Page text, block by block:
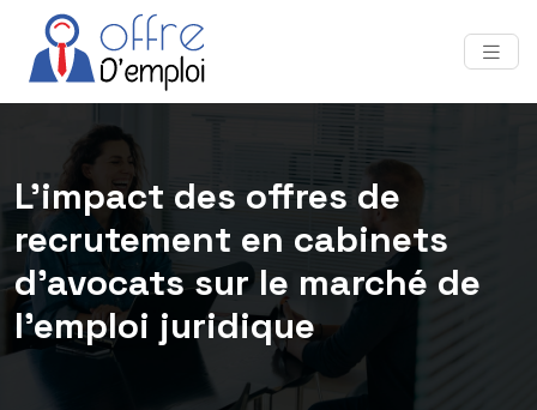
L’impact des offres de
recrutement en cabinets
d’avocats sur le marché de
l’emploi juridique